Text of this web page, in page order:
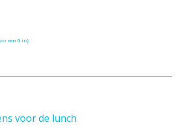
een 0 in)
voor de lunch